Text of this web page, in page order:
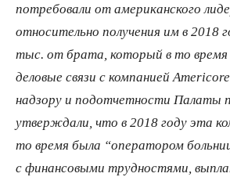
потребовали от американского
относительно получения им в 2018
тыс. от брата, который в то
деловые связи с компанией
надзору и подотчетности Палаты
утверждали, что в 2018 году эта
то время была “оператором
с финансовыми трудностями,